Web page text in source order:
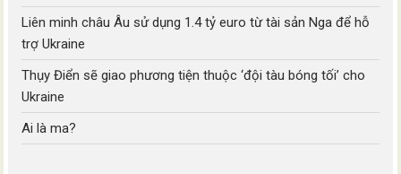
Liên minh châu Âu sử dụng 1.4 tỷ euro từ tài sản Nga để hỗ
trợ Ukraine
Thụy Điển sẽ giao phương tiện thuộc ‘đội tàu bóng tối’ cho
Ukraine
Ai là ma?